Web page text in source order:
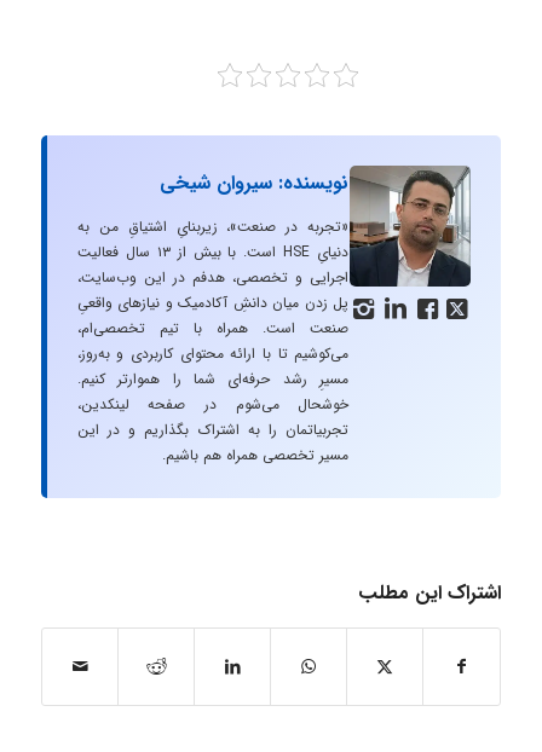
   
نویسنده: سیروان شیخی
«تجربه در صنعت»، زیربنایِ اشتیاقِ من به
دنیایِ HSE است. با بیش از ۱۳ سال فعالیت
اجرایی و تخصصی، هدفم در این وب‌سایت،
پل زدن میان دانشِ آکادمیک و نیازهای واقعیِ
صنعت است. همراه با تیم تخصصی‌ام،
می‌کوشیم تا با ارائه محتوای کاربردی و به‌روز،
مسیرِ رشد حرفه‌ای شما را هموارتر کنیم.
خوشحال می‌شوم در صفحه لینکدین،
تجربیاتمان را به اشتراک بگذاریم و در این
مسیر تخصصی همراه هم باشیم.
اشتراک این مطلب